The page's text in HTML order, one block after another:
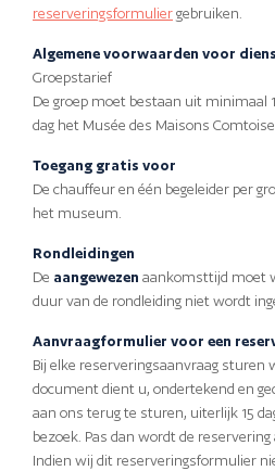
reserveringsformulier gebruiken.
Algemene voorwaarden voor
Groepstarief
De groep moet bestaan uit minimaal
dag het Musée des Maisons
Toegang gratis voor
De chauffeur en één begeleider per
het museum.
Rondleidingen
De aangewezen aankomsttijd moet
duur van de rondleiding niet wordt
Aanvraagformulier voor een
Bij elke reserveringsaanvraag sturen
document dient u, ondertekend en
aan ons terug te sturen, uiterlijk 15
bezoek. Pas dan wordt de
Indien wij dit reserveringsformulier